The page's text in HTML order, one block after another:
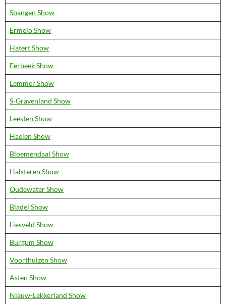
Spangen Show
Ermelo Show
Hatert Show
Eerbeek Show
Lemmer Show
S-Gravenland Show
Leesten Show
Haelen Show
Bloemendaal Show
Halsteren Show
Oudewater Show
Bladel Show
Liesveld Show
Burgum Show
Voorthuizen Show
Asten Show
Nieuw-Lekkerland Show